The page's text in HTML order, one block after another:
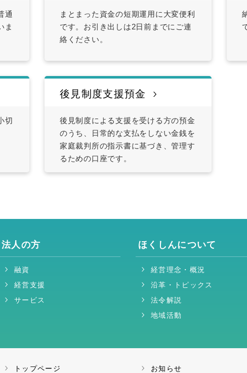
通
ま
まとまった資金の短期運用に大変便利
です。お引き出しは2日前までにご連
絡ください。
切
後見制度支援預金
後見制度による支援を受ける方の預金
のうち、日常的な支払をしない金銭を
家庭裁判所の指示書に基づき、管理す
るための口座です。
法人の方
融資
経営支援
サービス
ほくしんについて
経営理念・概況
沿革・トピックス
法令解説
地域活動
トップページ お知らせ